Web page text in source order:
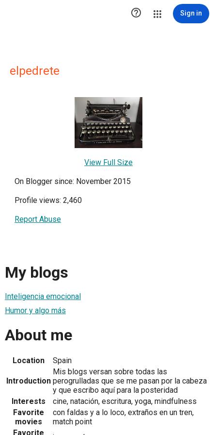
 Sign in
elpedrete
View Full Size
On Blogger since: November 2015
Profile views: 2,460
Report Abuse
My blogs
Inteligencia emocional
Humor y algo más
About me
Location Spain
Introduction
Mis blogs versan sobre todas las
perogrulladas que se me pasan por la cabeza
y que escribo aquí para la posteridad
Interests
cine, natación, escritura, yoga, mindfulness
Favorite
movies
con faldas y a lo loco, extraños en un tren,
match point
Favorite